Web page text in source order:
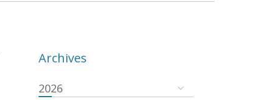
Archives
2026